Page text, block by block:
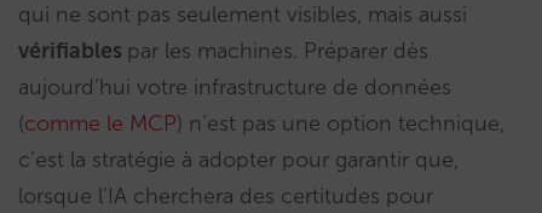
qui ne sont pas seulement visibles, mais aussi
vérifiables par les machines. Préparer dès
aujourd’hui votre infrastructure de données
(comme le MCP) n’est pas une option technique,
c’est la stratégie à adopter pour garantir que,
lorsque l’IA cherchera des certitudes pour